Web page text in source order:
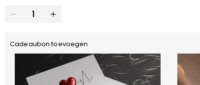
Cadeaubon toevoegen